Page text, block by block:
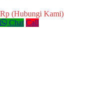
Rp (Hubungi Kami)
Chat Call